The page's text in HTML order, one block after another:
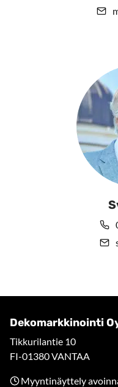
Dekomarkkinointi
Tikkurilantie 10
FI-01380 VANTAA
Myyntinäyttely